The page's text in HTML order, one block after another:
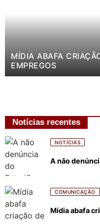
MÍDIA ABAFA
EMPREGOS
Notícias recentes
NOTÍCIAS
A não
COMUNICAÇÃO
Mídia abafa